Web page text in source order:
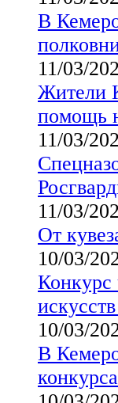
В
11/03/
Жители
помощь
11/03/
11/03/
От
10/03/
Конкурс
10/03/
В